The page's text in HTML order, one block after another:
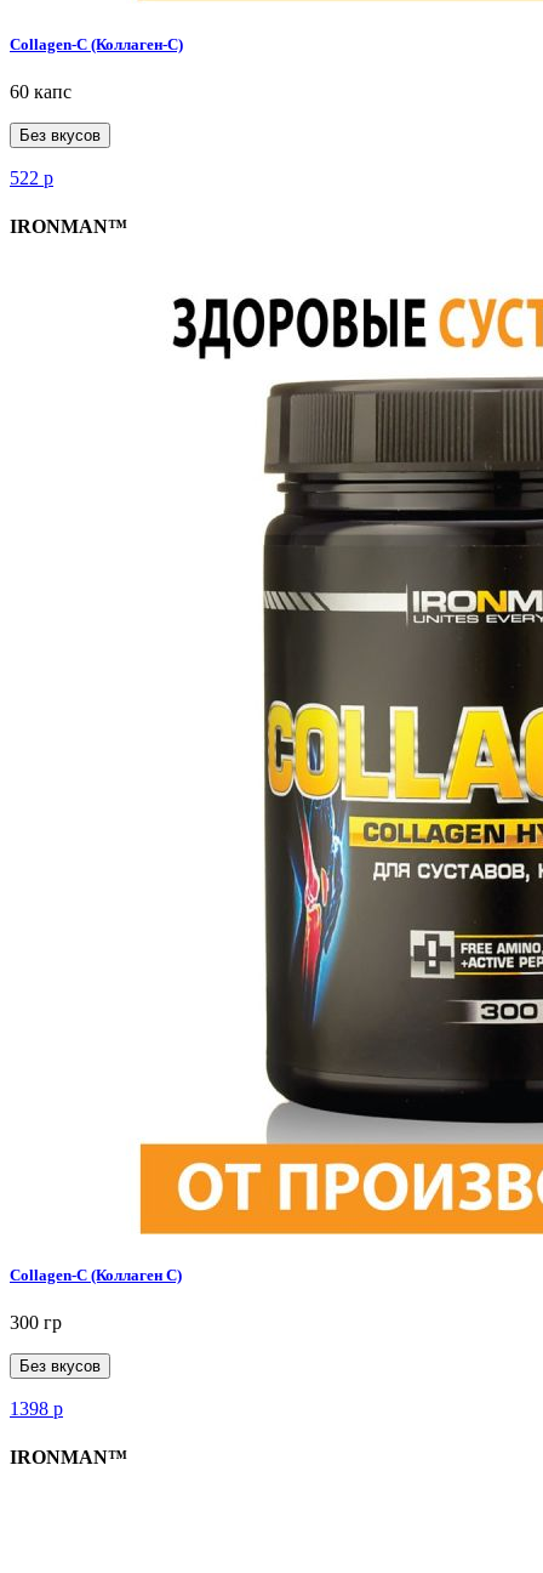
Collagen-C (Коллаген-С)
60 капс
Без вкусов
522 р
IRONMAN™
Collagen-C (Коллаген С)
300 гр
Без вкусов
1398 р
IRONMAN™